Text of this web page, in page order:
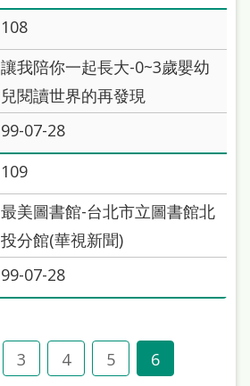
108
讓我陪你一起長大-0~3歲嬰幼
兒閱讀世界的再發現
99-07-28
109
最美圖書館-台北市立圖書館北
投分館(華視新聞)
99-07-28
3 4 5 6